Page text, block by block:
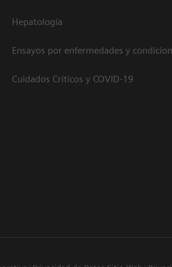
Hepatología
Ensayos por enfermedades y
Cuidados Críticos y COVID-19